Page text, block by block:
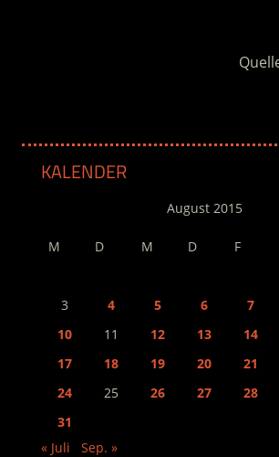
KALENDER
August 2015
M D M D F
3
4 5 6 7
10
11 12 13 14
17
18 19 20 21
24
25 26 27 28
31
« Juli
Sep. »